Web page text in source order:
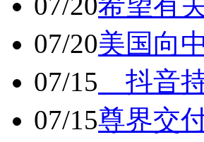
07/20美国向
07/15 抖音
07/15尊界交